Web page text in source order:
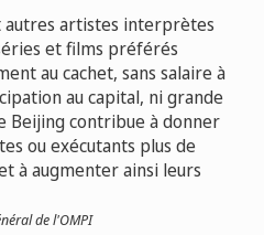
autres artistes interprètes
et films préférés
au cachet, sans salaire à
au capital, ni grande
Beijing contribue à donner
ou exécutants plus de
à augmenter ainsi leurs
de l'OMPI